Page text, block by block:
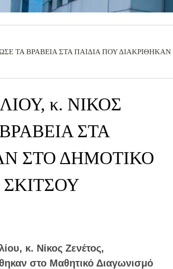
ΤΑ ΒΡΑΒΕΙΑ ΣΤΑ ΠΑΙΔΙΑ ΠΟΥ
κ. ΝΙΚΟΣ
ΣΤΑ
ΣΤΟ ΔΗΜΟΤΙΚΟ
κ. Νίκος Ζενέτος,
στο Μαθητικό Διαγωνισμό